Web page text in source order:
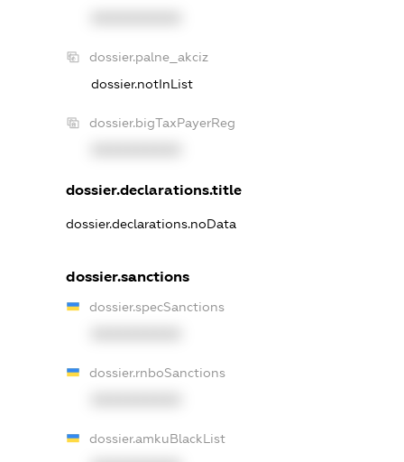
dossier.palne_akciz
dossier.notInList
dossier.bigTaxPayerReg
dossier.declarations.title
dossier.declarations.noData
dossier.sanctions
dossier.specSanctions
dossier.rnboSanctions
dossier.amkuBlackList